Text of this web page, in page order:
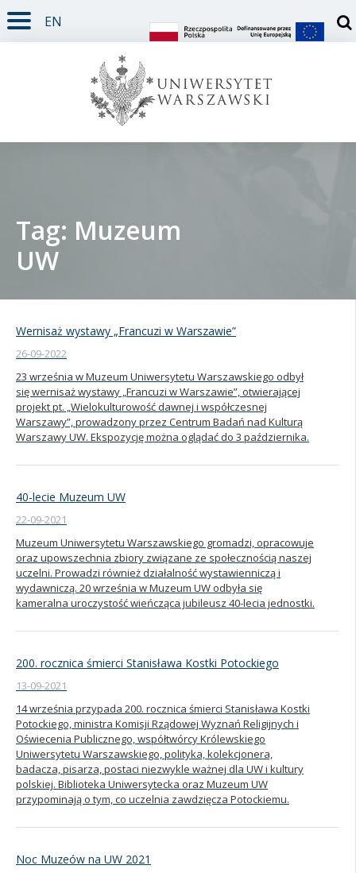
TREŚĆ STRONY
MENU GŁÓWNE
WYSZUKIWARKA
SOCIAL MEDIA
STOPKA STRONY
EN
Student
Kandydat
Absolwent
Tag: Muzeum
UW
Wernisaż wystawy „Francuzi w Warszawie”
26-09-2022
23 września w Muzeum Uniwersytetu Warszawskiego odbył
się wernisaż wystawy „Francuzi w Warszawie”, otwierającej
projekt pt. „Wielokulturowość dawnej i współczesnej
Warszawy”, prowadzony przez Centrum Badań nad Kulturą
Warszawy UW. Ekspozycję można oglądać do 3 października.
40-lecie Muzeum UW
22-09-2021
Muzeum Uniwersytetu Warszawskiego gromadzi, opracowuje
oraz upowszechnia zbiory związane ze społecznością naszej
uczelni. Prowadzi również działalność wystawienniczą i
wydawniczą. 20 września w Muzeum UW odbyła się
kameralna uroczystość wieńcząca jubileusz 40-lecia jednostki.
200. rocznica śmierci Stanisława Kostki Potockiego
13-09-2021
14 września przypada 200. rocznica śmierci Stanisława Kostki
Potockiego, ministra Komisji Rządowej Wyznań Religijnych i
Oświecenia Publicznego, współtwórcy Królewskiego
Uniwersytetu Warszawskiego, polityka, kolekcjonera,
badacza, pisarza, postaci niezwykle ważnej dla UW i kultury
polskiej. Biblioteka Uniwersytecka oraz Muzeum UW
przypominają o tym, co uczelnia zawdzięcza Potockiemu.
Noc Muzeów na UW 2021